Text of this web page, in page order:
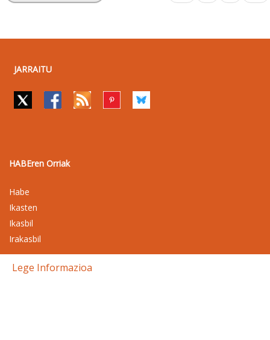
JARRAITU
HABEren Orriak
Habe
Ikasten
Ikasbil
Irakasbil
Lege Informazioa